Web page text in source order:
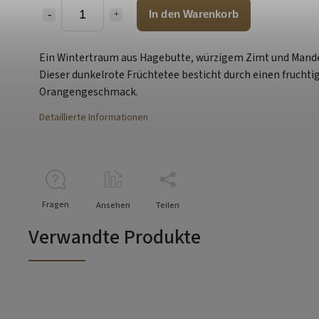
In den Warenkorb
Ein Wintertraum aus Hagebutte, würzigem Zimt und
Dieser dunkelrote Früchtetee besticht durch einen
Orangengeschmack.
Detaillierte Informationen
Fragen Ansehen Teilen
Verwandte Produkte